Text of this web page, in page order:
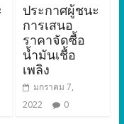
ประกาศผู้ชนะ
การเสนอ
ราคาจัดซื้อ
น้ำมันเชื้อ
เพลิง
มกราคม 7,
2022
0